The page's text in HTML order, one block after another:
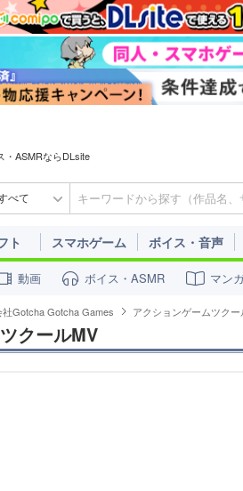
・ASMRならDLsite
べて
ト スマホゲーム ボイス・音声
動画 ボイス・ASMR マン
社Gotcha Gotcha Games アクションゲームツクー
クールMV